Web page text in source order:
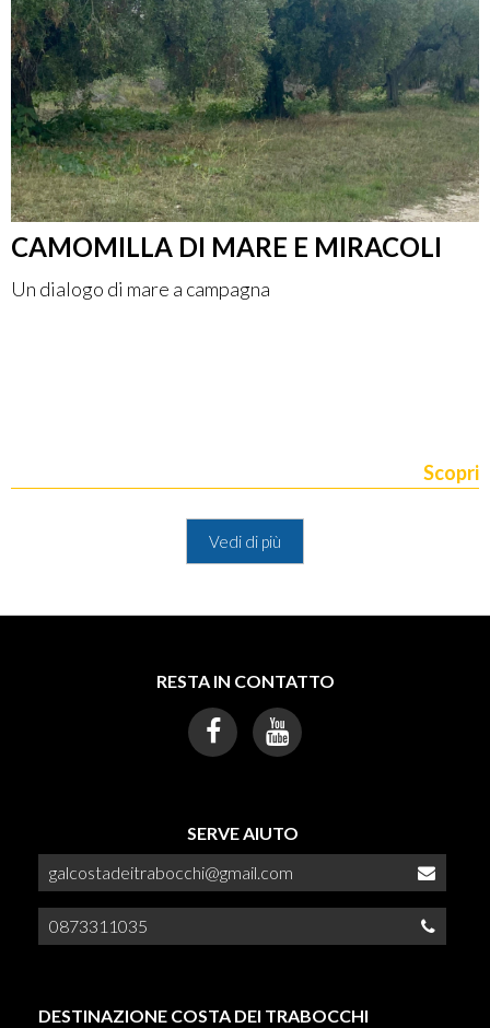
CAMOMILLA DI MARE E MIRACOLI
Un dialogo di mare a campagna
Scopri
Vedi di più
RESTA IN CONTATTO
SERVE AIUTO
galcostadeitrabocchi@gmail.com
0873311035
DESTINAZIONE COSTA DEI TRABOCCHI